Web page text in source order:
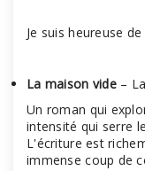
Je suis heureuse
La maison vide–
Un roman qui
intensité qui serre
L'écriture est
immense coup de